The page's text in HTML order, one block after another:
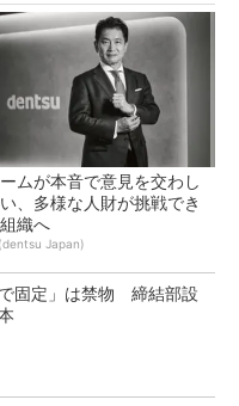
ムが本音で意見を交わし
、多様な人財が挑戦でき
織へ
Japan)
で固定」は禁物 締結部設